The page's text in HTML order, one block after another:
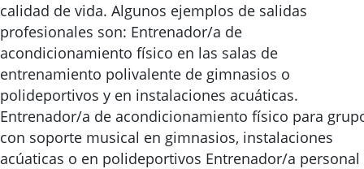
calidad de vida. Algunos ejemplos de salidas
profesionales son: Entrenador/a de
acondicionamiento físico en las salas de
entrenamiento polivalente de gimnasios o
polideportivos y en instalaciones acuáticas.
Entrenador/a de acondicionamiento físico para
con soporte musical en gimnasios, instalaciones
acúaticas o en polideportivos Entrenador/a personal